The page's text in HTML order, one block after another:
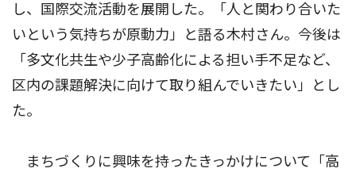
し、国際交流活動を展開した。「人と関わり合いた
いという気持ちが原動力」と語る木村さん。今後は
「多文化共生や少子高齢化による担い手不足など、
区内の課題解決に向けて取り組んでいきたい」とし
た。
まちづくりに興味を持ったきっかけについて「高